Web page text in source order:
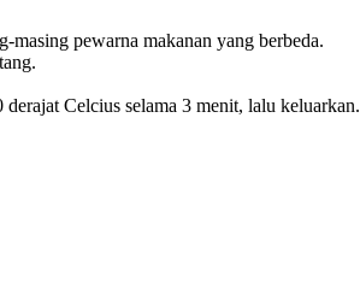
masing pewarna makanan yang berbeda.
Celcius selama 3 menit, lalu keluarkan.